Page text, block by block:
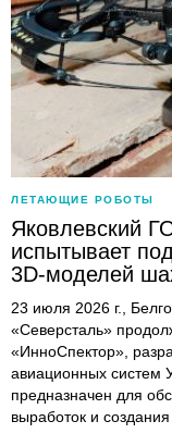
ЛЕТАЮЩИЕ РОБОТЫ
Яковлевский
испытывает
3D-моделей
23 июля 2026 г.,
«Северсталь»
«ИнноСпектор»,
авиационных систем
предназначен для
выработок и